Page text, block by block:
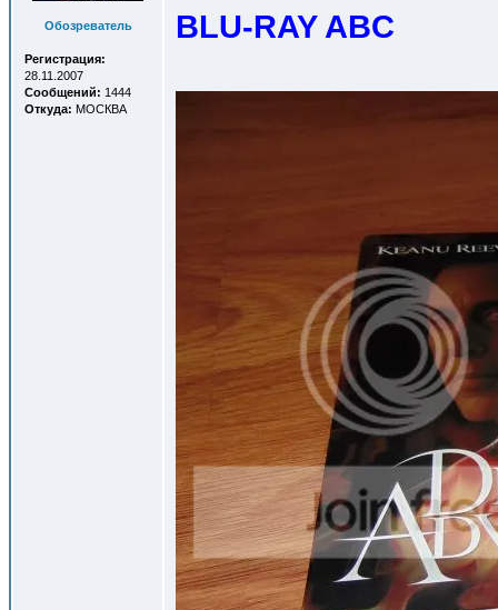
Обозреватель
Регистрация:
28.11.2007
Сообщений: 1444
Откуда: МОСКВА
BLU-RAY ABC